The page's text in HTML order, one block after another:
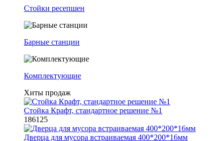
Стойки ресепшен
Барные станции
Комплектующие
Хиты продаж
Стойка Крафт, стандартное решение №1
186125
Дверца для мусора встраиваемая 400*200*16мм